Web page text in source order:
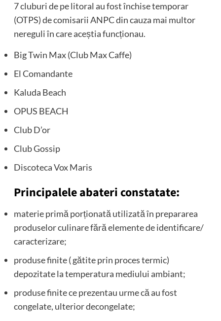
7 cluburi de pe litoral au fost închise temporar
(OTPS) de comisarii ANPC din cauza mai multor
nereguli în care aceștia funcționau.
Big Twin Max (Club Max Caffe)
El Comandante
Kaluda Beach
OPUS BEACH
Club D’or
Club Gossip
Discoteca Vox Maris
Principalele abateri constatate:
materie primă porționată utilizată în prepararea
produselor culinare fără elemente de identificare/
caracterizare;
produse finite ( gătite prin proces termic)
depozitate la temperatura mediului ambiant;
produse finite ce prezentau urme că au fost
congelate, ulterior decongelate;